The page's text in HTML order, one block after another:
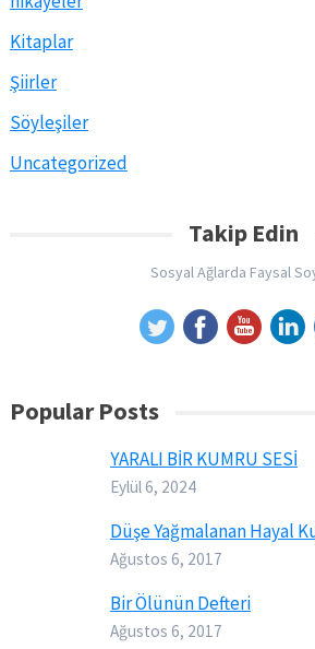
Kitaplar
Şiirler
Söyleşiler
Uncategorized
Takip Edin
Sosyal Ağlarda Faysal
Popular Posts
YARALI BİR KUMRU SESİ
Eylül 6, 2024
Düşe Yağmalanan Hayal
Ağustos 6, 2017
Bir Ölünün Defteri
Ağustos 6, 2017